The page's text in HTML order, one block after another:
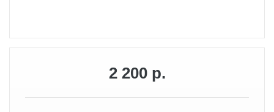
2 200 р.